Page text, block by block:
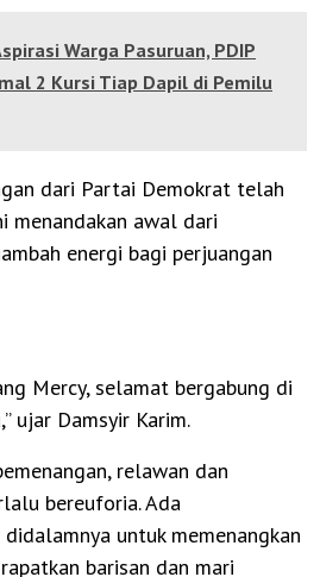
Warga Pasuruan, PDIP
2 Kursi Tiap Dapil di Pemilu
dari Partai Demokrat telah
menandakan awal dari
energi bagi perjuangan
Mercy, selamat bergabung di
ujar Damsyir Karim.
relawan dan
bereuforia. Ada
untuk memenangkan
barisan dan mari